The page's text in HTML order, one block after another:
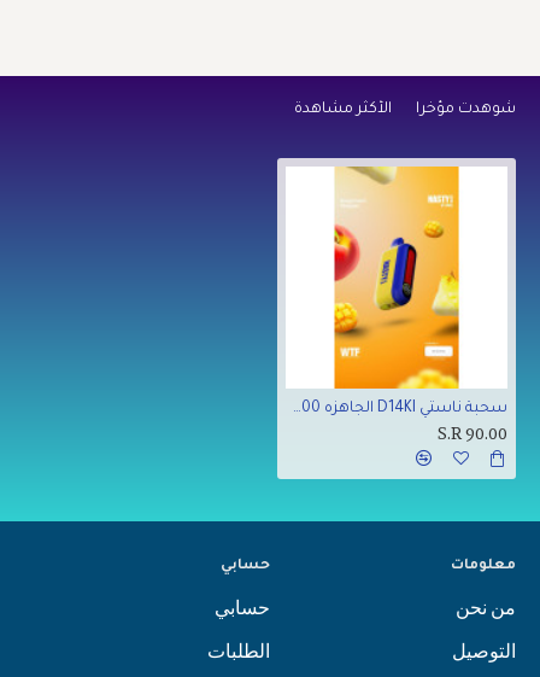
شوهدت مؤخراً الأكثر مشاهدة
سحبة ناستي D14KI الجاهزه 14000 بف مانجو خوخ اناناس
S.R 90.00
معلومات
من نحن
التوصيل
حسابي
حسابي
الطلبات